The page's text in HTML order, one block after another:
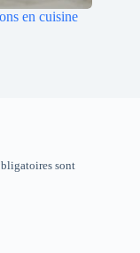
en cuisine
sont